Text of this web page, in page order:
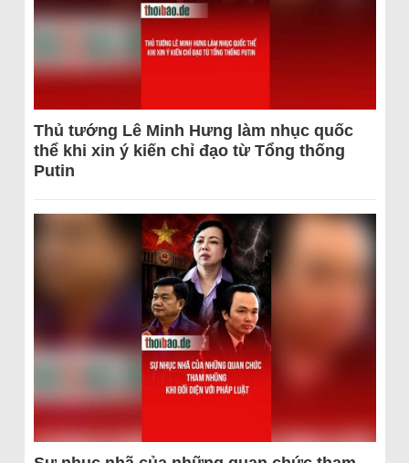
Thủ tướng Lê Minh Hưng làm nhục quốc
thể khi xin ý kiến chỉ đạo từ Tổng thống
Putin